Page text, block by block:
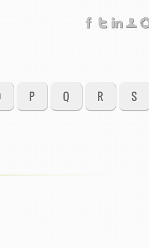
P Q R S